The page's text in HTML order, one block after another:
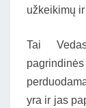
užkeikimų
Tai
yra ir jas